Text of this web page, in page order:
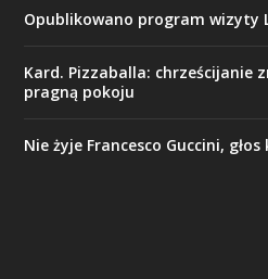
Opublikowano program wizyty
Kard. Pizzaballa: chrześcijanie
pragną pokoju
Nie żyje Francesco Guccini,